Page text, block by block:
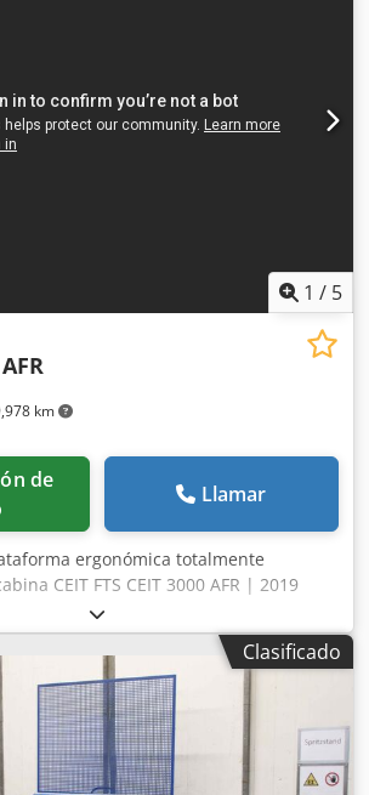
1 / 5
km
Llamar
ergonómica totalmente
CEIT FTS CEIT 3000 AFR | 2019
máxima de movimiento 0,75 m/s,
3000 kg, peso de la oruga 375 kg,
1000 N, tensión de
potencia 1200 W (sin utilizar)
automática para coche CEIT FTS
2019 Dsdpfx Aevzxmgjckjwa CANTIDAD
Clasificado